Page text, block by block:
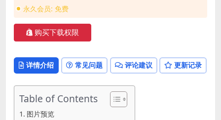
永久会员: 免费
购买下载权限
详情介绍 常见问题 评论建议 更新记录
Table of Contents
图片预览